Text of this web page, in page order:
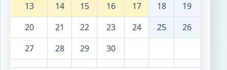
13
14 15 16 17 18
19
20
21 22 23 24 25
26
27
28 29 30